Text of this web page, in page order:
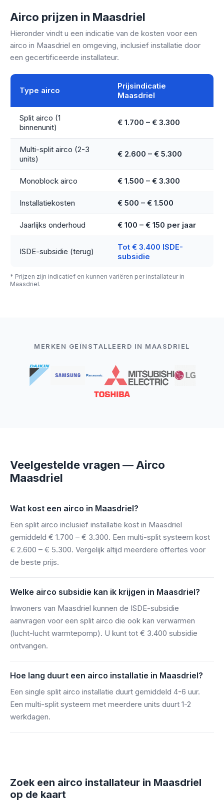
Airco prijzen in Maasdriel
Hieronder vindt u een indicatie van de kosten voor een
airco in Maasdriel en omgeving, inclusief installatie door
een gecertificeerde installateur.
Type airco
Prijsindicatie
Maasdriel
Split airco (1
binnenunit)
€ 1.700 – € 3.300
Multi-split airco (2-3
units)
€ 2.600 – € 5.300
Monoblock airco € 1.500 – € 3.300
Installatiekosten € 500 – € 1.500
Jaarlijks onderhoud € 100 – € 150 per jaar
ISDE-subsidie (terug)
Tot € 3.400 ISDE-
subsidie
* Prijzen zijn indicatief en kunnen variëren per installateur in
Maasdriel.
MERKEN GEÏNSTALLEERD IN MAASDRIEL
Veelgestelde vragen — Airco
Maasdriel
Wat kost een airco in Maasdriel?
Een split airco inclusief installatie kost in Maasdriel
gemiddeld € 1.700 – € 3.300. Een multi-split systeem kost
€ 2.600 – € 5.300. Vergelijk altijd meerdere offertes voor
de beste prijs.
Welke airco subsidie kan ik krijgen in Maasdriel?
Inwoners van Maasdriel kunnen de ISDE-subsidie
aanvragen voor een split airco die ook kan verwarmen
(lucht-lucht warmtepomp). U kunt tot € 3.400 subsidie
ontvangen.
Hoe lang duurt een airco installatie in Maasdriel?
Een single split airco installatie duurt gemiddeld 4-6 uur.
Een multi-split systeem met meerdere units duurt 1-2
werkdagen.
Zoek een airco installateur in Maasdriel
op de kaart